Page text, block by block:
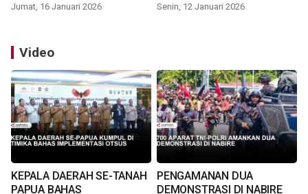
Jumat, 16 Januari 2026 Senin, 12 Januari 2026
Video
KEPALA DAERAH SE-TANAH
PAPUA BAHAS
PENGAMANAN DUA
DEMONSTRASI DI NABIRE